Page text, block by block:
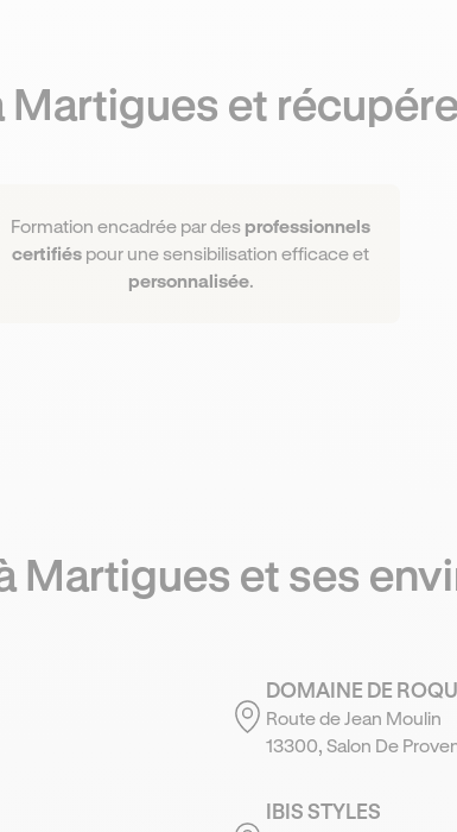
Martigues et
Formation encadrée par des professionnels
certifiés pour une sensibilisation efficace et
personnalisée.
Martigues et ses
DOMAINE DE
Route de Jean Moulin
13300, Salon De
IBIS STYLES